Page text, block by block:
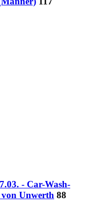
- Car-Wash-
Unwerth 88